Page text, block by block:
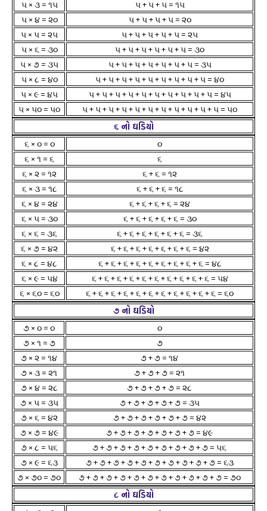
૫ × ૩ = ૧૫
૫ + ૫ + ૫ = ૧૫
૫ × ૪ = ૨૦
૫ + ૫ + ૫ + ૫ = ૨૦
૫ × ૫ = ૨૫
૫ + ૫ + ૫ + ૫ + ૫ = ૨૫
૫ × ૬ = ૩૦
૫ + ૫ + ૫ + ૫ + ૫ + ૫ = ૩૦
૫ × ૭ = ૩૫
૫ + ૫ + ૫ + ૫ + ૫ + ૫ + ૫ = ૩૫
૫ × ૮ = ૪૦
૫ + ૫ + ૫ + ૫ + ૫ + ૫ + ૫ + ૫ + ૫ = ૪૦
૫ × ૯ = ૪૫
૫ + ૫ + ૫ + ૫ + ૫ + ૫ + ૫ + ૫ + ૫ + ૫ = ૪૫
૫ × ૫૦ = ૫૦
૫ + ૫ + ૫ + ૫ + ૫ + ૫ + ૫ + ૫ + ૫ + ૫ + ૫ = ૫૦
૬ નો ઘડિયો
૬ × ૦ = ૦
૦
૬ × ૧ = ૬
૬
૬ × ૨ = ૧૨
૬ + ૬ = ૧૨
૬ × ૩ = ૧૮
૬ + ૬ + ૬ = ૧૮
૬ × ૪ = ૨૪
૬ + ૬ + ૬ + ૬ = ૨૪
૬ × ૫ = ૩૦
૬ + ૬ + ૬ + ૬ + ૬ = ૩૦
૬ × ૬ = ૩૬
૬ + ૬ + ૬ + ૬ + ૬ + ૬ = ૩૬
૬ × ૭ = ૪૨
૬ + ૬ + ૬ + ૬ + ૬ + ૬ + ૬ = ૪૨
૬ × ૮ = ૪૮
૬ + ૬ + ૬ + ૬ + ૬ + ૬ + ૬ + ૬ + ૬ = ૪૮
૬ × ૯ = ૫૪
૬ + ૬ + ૬ + ૬ + ૬ + ૬ + ૬ + ૬ + ૬ + ૬ = ૫૪
૬ × ૬૦ = ૬૦
૬ + ૬ + ૬ + ૬ + ૬ + ૬ + ૬ + ૬ + ૬ + ૬ + ૬ = ૬૦
૭ નો ઘડિયો
૭ × ૦ = ૦
૦
૭ × ૧ = ૭
૭
૭ × ૨ = ૧૪
૭ + ૭ = ૧૪
૭ × ૩ = ૨૧
૭ + ૭ + ૭ = ૨૧
૭ × ૪ = ૨૮
૭ + ૭ + ૭ + ૭ = ૨૮
૭ × ૫ = ૩૫
૭ + ૭ + ૭ + ૭ + ૭ = ૩૫
૭ × ૬ = ૪૨
૭ + ૭ + ૭ + ૭ + ૭ + ૭ = ૪૨
૭ × ૭ = ૪૯
૭ + ૭ + ૭ + ૭ + ૭ + ૭ + ૭ = ૪૯
૭ × ૮ = ૫૬
૭ + ૭ + ૭ + ૭ + ૭ + ૭ + ૭ + ૭ + ૭ = ૫૬
૭ × ૯ = ૬૩
૭ + ૭ + ૭ + ૭ + ૭ + ૭ + ૭ + ૭ + ૭ + ૭ = ૬૩
૭ × ૭૦ = ૭૦
૭ + ૭ + ૭ + ૭ + ૭ + ૭ + ૭ + ૭ + ૭ + ૭ + ૭ = ૭૦
૮ નો ઘડિયો